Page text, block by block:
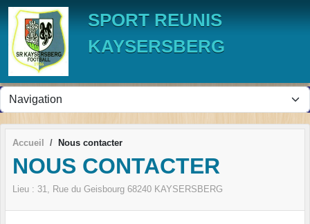
SPORT REUNIS
KAYSERSBERG
Accueil Nous contacter
NOUS CONTACTER
Lieu : 31, Rue du Geisbourg 68240 KAYSERSBERG
Panneau de gestion des cookies